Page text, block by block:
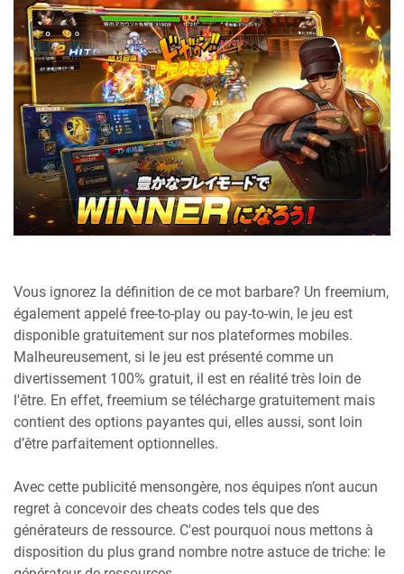
Vous ignorez la définition de ce mot barbare? Un freemium,
également appelé free-to-play ou pay-to-win, le jeu est
disponible gratuitement sur nos plateformes mobiles.
Malheureusement, si le jeu est présenté comme un
divertissement 100% gratuit, il est en réalité très loin de
l'être. En effet, freemium se télécharge gratuitement mais
contient des options payantes qui, elles aussi, sont loin
d’être parfaitement optionnelles.
Avec cette publicité mensongère, nos équipes n’ont aucun
regret à concevoir des cheats codes tels que des
générateurs de ressource. C'est pourquoi nous mettons à
disposition du plus grand nombre notre astuce de triche: le